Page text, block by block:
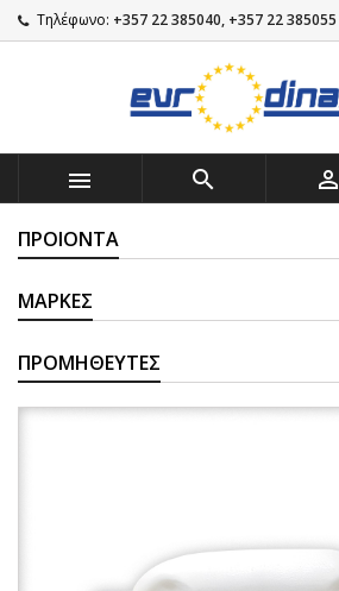
Τηλέφωνο: +357 22 385040, +357 22 385055
  
ΠΡΟΙΌΝΤΑ
ΜΆΡΚΕΣ
ΠΡΟΜΗΘΕΥΤΈΣ